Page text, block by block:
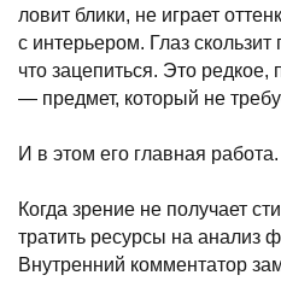
ловит блики, не играет
с интерьером. Глаз
что зацепиться. Это
— предмет, который не
И в этом его главная работа.
Когда зрение не получает
тратить ресурсы на анализ
Внутренний комментатор